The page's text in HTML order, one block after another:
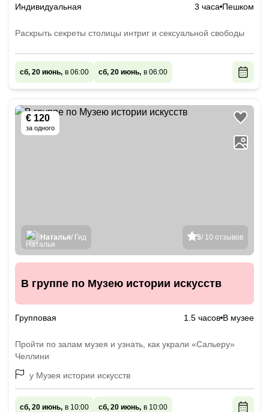
Индивидуальная 3 часа Пешком
Раскрыть секреты столицы интриг и сексуальной свободы
сб, 20 июнь, в 06:00 сб, 20 июнь, в 06:00
€ 120
за одного
5/ 10 отзывов
Наталья/ Гид
В группе по Музею истории искусств
Групповая 1.5 часов В музее
Пройти по залам музея и узнать, как украли «Сальеру»
Челлини
у Музея истории искусств
сб, 20 июнь, в 10:00 сб, 20 июнь, в 10:00